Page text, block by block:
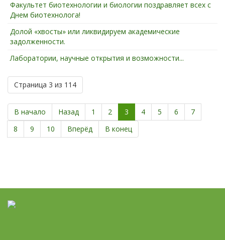
Факультет биотехнологии и биологии поздравляет всех с
Днем биотехнолога!
Долой «хвосты» или ликвидируем академические
задолженности.
Лаборатории, научные открытия и возможности...
Страница 3 из 114
В начало Назад 1 2 3 4 5 6
7
8
9 10 Вперёд В конец